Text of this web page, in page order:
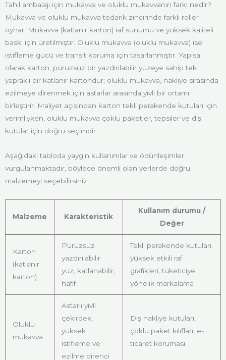
Tahıl ambalajı için mukavva ve oluklu mukavvanın farkı nedir?
Mukavva ve oluklu mukavva tedarik zincirinde farklı roller
oynar. Mukavva (katlanır karton) raf sunumu ve yüksek kaliteli
baskı için üretilmiştir. Oluklu mukavva (oluklu mukavva) ise
istifleme gücü ve transit koruma için tasarlanmıştır. Yapısal
olarak karton, pürüzsüz bir yazdırılabilir yüzeye sahip tek
yapraklı bir katlanır kartondur; oluklu mukavva, nakliye sırasında
ezilmeye direnmek için astarlar arasında yivli bir ortamı
birleştirir. Maliyet açısından karton tekli perakende kutuları için
verimliyken, oluklu mukavva çoklu paketler, tepsiler ve dış
kutular için doğru seçimdir.
Aşağıdaki tabloda yaygın kullanımlar ve ödünleşimler
vurgulanmaktadır, böylece önemli olan yerlerde doğru
malzemeyi seçebilirsiniz.
Malzeme Karakteristik
Kullanım durumu /
Değer
Karton
(katlanır
karton)
Pürüzsüz
yazdırılabilir
yüz, katlanabilir,
hafif
Tekli perakende kutuları,
yüksek etkili raf
grafikleri, tüketiciye
yönelik markalama
Oluklu
mukavva
Astarlı yivli
çekirdek,
yüksek
istifleme ve
ezilme direnci
Dış nakliye kutuları,
çoklu paket kılıfları, e-
ticaret koruması